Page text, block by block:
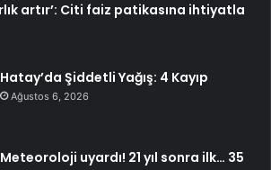
artır’: Citi faiz patikasına ihtiyatla
Hatay’da Şiddetli Yağış: 4 Kayıp
Ağustos 6, 2026
Meteoroloji uyardı! 21 yıl sonra ilk… 35